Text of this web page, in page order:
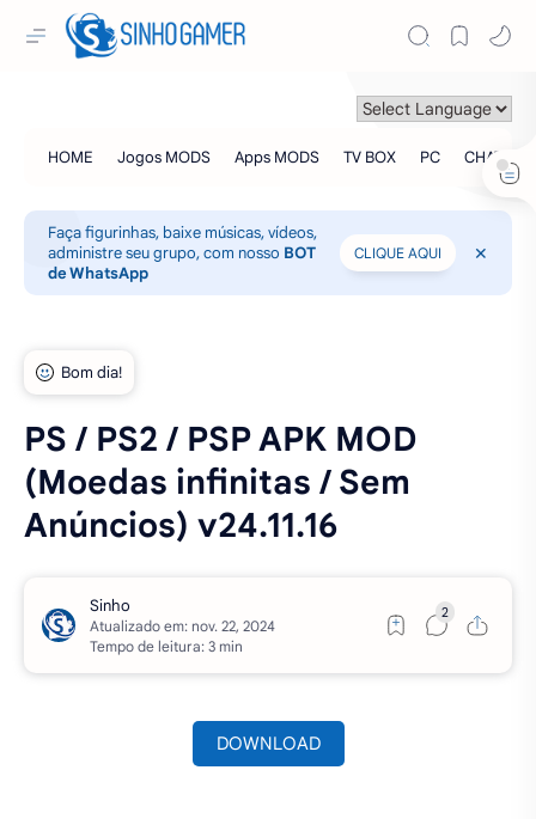
Faça figurinhas, baixe músicas, vídeos,
administre seu grupo, com nosso BOT
de WhatsApp
CLIQUE AQUI
PS / PS2 / PSP APK MOD
(Moedas infinitas / Sem
Anúncios) v24.11.16
Atualizado em:
Tempo de leitura: 3 min
DOWNLOAD